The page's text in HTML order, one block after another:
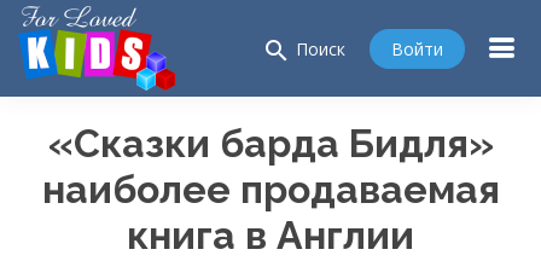
search Поиск Войти
«Сказки барда Бидля»
наиболее продаваемая
книга в Англии